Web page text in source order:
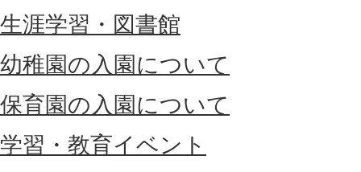
生涯学習・図書館
幼稚園の入園について
保育園の入園について
学習・教育イベント